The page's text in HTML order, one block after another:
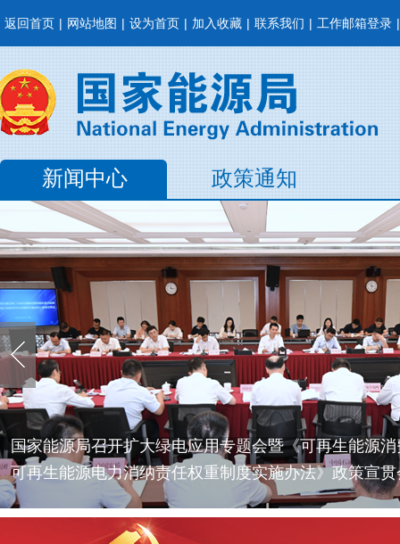
返回首页 | 网站地图 | 设为首页 | 加入收藏 | 联系我们 | 工作邮箱登录 |
新闻中心 政策通知
国家能源局召开扩大绿电应用专题会暨《可再生能源
可再生能源电力消纳责任权重制度实施办法》政策宣贯